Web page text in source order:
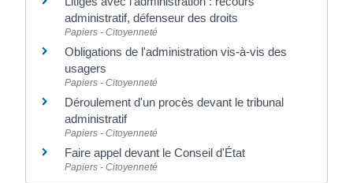
administratif, défenseur des droits
Papiers - Citoyenneté
Obligations de l'administration vis-à-vis des
usagers
Papiers - Citoyenneté
Déroulement d'un procès devant le tribunal
administratif
Papiers - Citoyenneté
Faire appel devant le Conseil d'État
Papiers - Citoyenneté